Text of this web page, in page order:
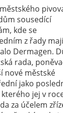
sousedící
kde se
z řady
Dermagen.
rada,
nové městské
jako
jej v
za účelem